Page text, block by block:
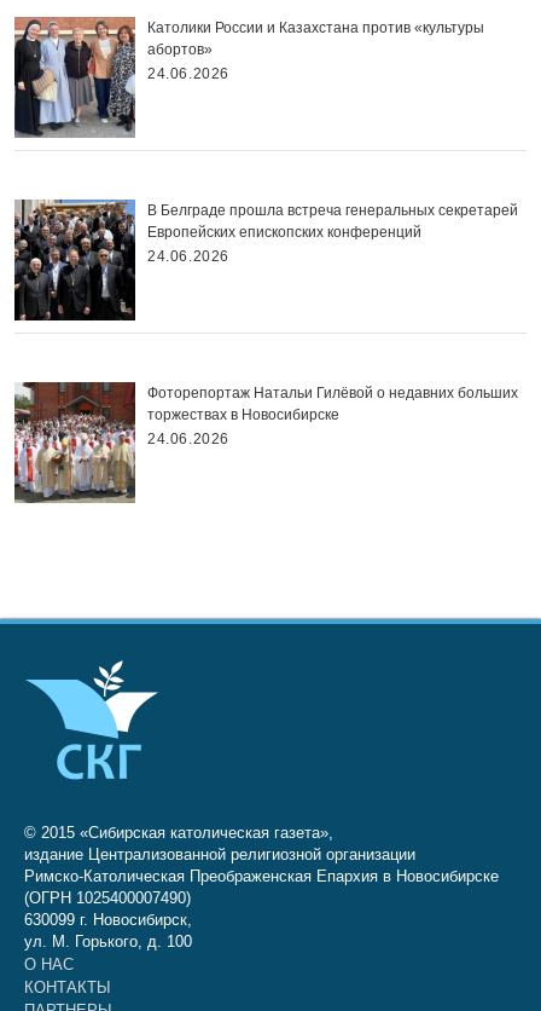
Католики России и Казахстана против «культуры
абортов»
24.06.2026
В Белграде прошла встреча генеральных секретарей
Европейских епископских конференций
24.06.2026
Фоторепортаж Натальи Гилёвой о недавних больших
торжествах в Новосибирске
24.06.2026
© 2015 «Сибирская католическая газета»,
издание Централизованной религиозной организации
Римско-Католическая Преображенская Епархия в Новосибирске
(ОГРН 1025400007490)
630099 г. Новосибирск,
ул. М. Горького, д. 100
О НАС
КОНТАКТЫ